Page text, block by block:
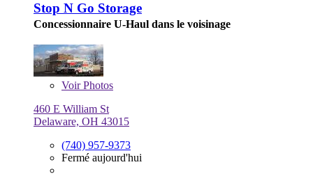
Stop N Go Storage
Concessionnaire U-Haul dans le voisinage
VoirPhotos
460 E William St
Delaware, OH 43015
(740) 957-9373
Fermé aujourd'hui